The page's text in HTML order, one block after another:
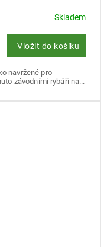
Skladem
Vložit do košíku
navržené pro
závodními rybáři na...